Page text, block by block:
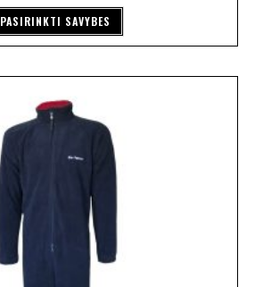
PASIRINKTI SAVYBES